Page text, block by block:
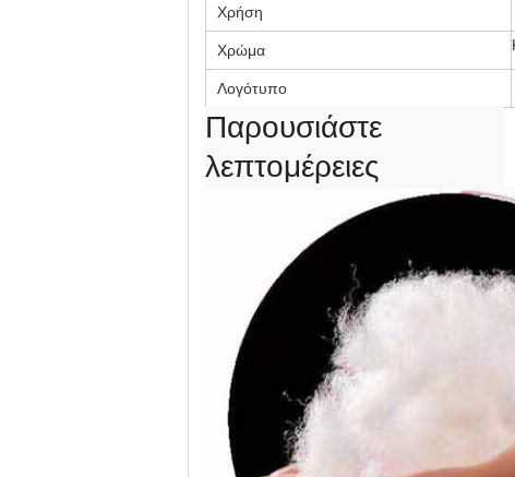
Χρήση
Χρώμα
Λογότυπο
Παρουσιάστε
λεπτομέρειες